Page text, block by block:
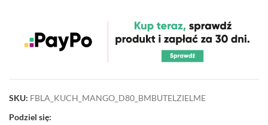
SKU: FBLA_KUCH_MANGO_D80_BMBUTELZIELME
Podziel się: